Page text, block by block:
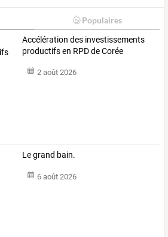
Populaires
Accélération des investissements
productifs en RPD de Corée
2 août 2026
Le grand bain.
6 août 2026